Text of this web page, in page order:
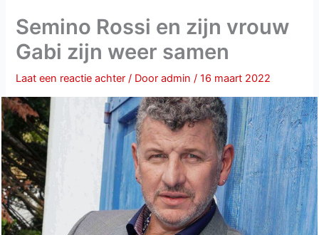
Semino Rossi en zijn vrouw
Gabi zijn weer samen
Laat een reactie achter / Dooradmin/16 maart 2022